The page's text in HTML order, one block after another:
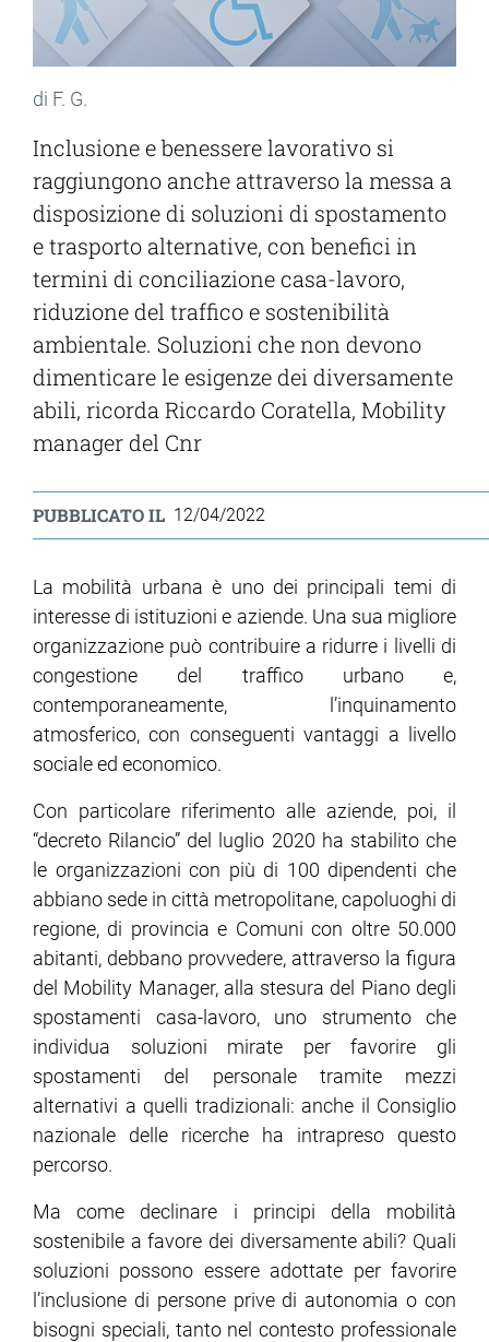
di F. G.
Inclusione e benessere lavorativo si
raggiungono anche attraverso la messa a
disposizione di soluzioni di spostamento
e trasporto alternative, con benefici in
termini di conciliazione casa-lavoro,
riduzione del traffico e sostenibilità
ambientale. Soluzioni che non devono
dimenticare le esigenze dei diversamente
abili, ricorda Riccardo Coratella, Mobility
manager del Cnr
PUBBLICATO IL 12/04/2022
La mobilità urbana è uno dei principali temi di
interesse di istituzioni e aziende. Una sua migliore
organizzazione può contribuire a ridurre i livelli di
congestione del traffico urbano e,
contemporaneamente, l’inquinamento
atmosferico, con conseguenti vantaggi a livello
sociale ed economico.
Con particolare riferimento alle aziende, poi, il
“decreto Rilancio” del luglio 2020 ha stabilito che
le organizzazioni con più di 100 dipendenti che
abbiano sede in città metropolitane, capoluoghi di
regione, di provincia e Comuni con oltre 50.000
abitanti, debbano provvedere, attraverso la figura
del Mobility Manager, alla stesura del Piano degli
spostamenti casa-lavoro, uno strumento che
individua soluzioni mirate per favorire gli
spostamenti del personale tramite mezzi
alternativi a quelli tradizionali: anche il Consiglio
nazionale delle ricerche ha intrapreso questo
percorso.
Ma come declinare i principi della mobilità
sostenibile a favore dei diversamente abili? Quali
soluzioni possono essere adottate per favorire
l’inclusione di persone prive di autonomia o con
bisogni speciali, tanto nel contesto professionale